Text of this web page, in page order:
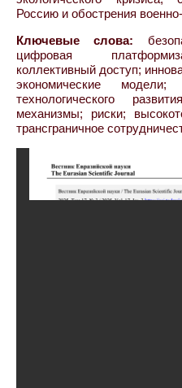
Россию и обострения
Ключевые слова:
цифровая
коллективный доступ;
экономические модели;
технологического
механизмы; риски;
трансграничное